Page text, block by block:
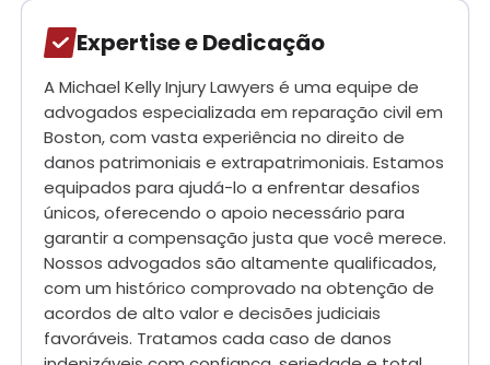
Expertise e Dedicação
A Michael Kelly Injury Lawyers é uma equipe de
advogados especializada em reparação civil em
Boston, com vasta experiência no direito de
danos patrimoniais e extrapatrimoniais. Estamos
equipados para ajudá-lo a enfrentar desafios
únicos, oferecendo o apoio necessário para
garantir a compensação justa que você merece.
Nossos advogados são altamente qualificados,
com um histórico comprovado na obtenção de
acordos de alto valor e decisões judiciais
favoráveis. Tratamos cada caso de danos